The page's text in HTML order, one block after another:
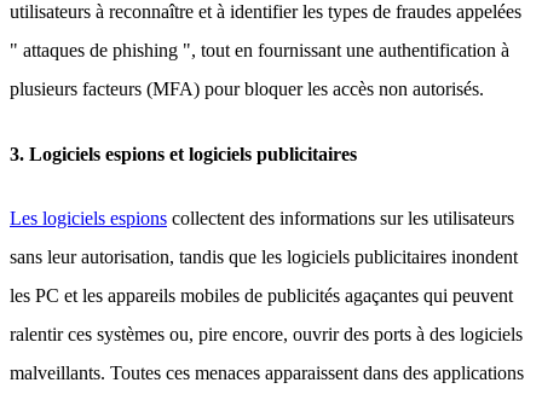
utilisateurs à reconnaître et à identifier les types de fraudes appelées
" attaques de phishing ", tout en fournissant une authentification à
plusieurs facteurs (MFA) pour bloquer les accès non autorisés.
3. Logiciels espions et logiciels publicitaires
Les logiciels espions collectent des informations sur les utilisateurs
sans leur autorisation, tandis que les logiciels publicitaires inondent
les PC et les appareils mobiles de publicités agaçantes qui peuvent
ralentir ces systèmes ou, pire encore, ouvrir des ports à des logiciels
malveillants. Toutes ces menaces apparaissent dans des applications